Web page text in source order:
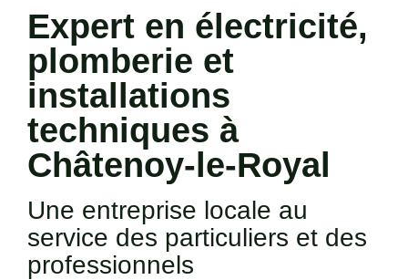
Expert en électricité,
plomberie et
installations
techniques à
Châtenoy-le-Royal
Une entreprise locale au
service des particuliers et des
professionnels